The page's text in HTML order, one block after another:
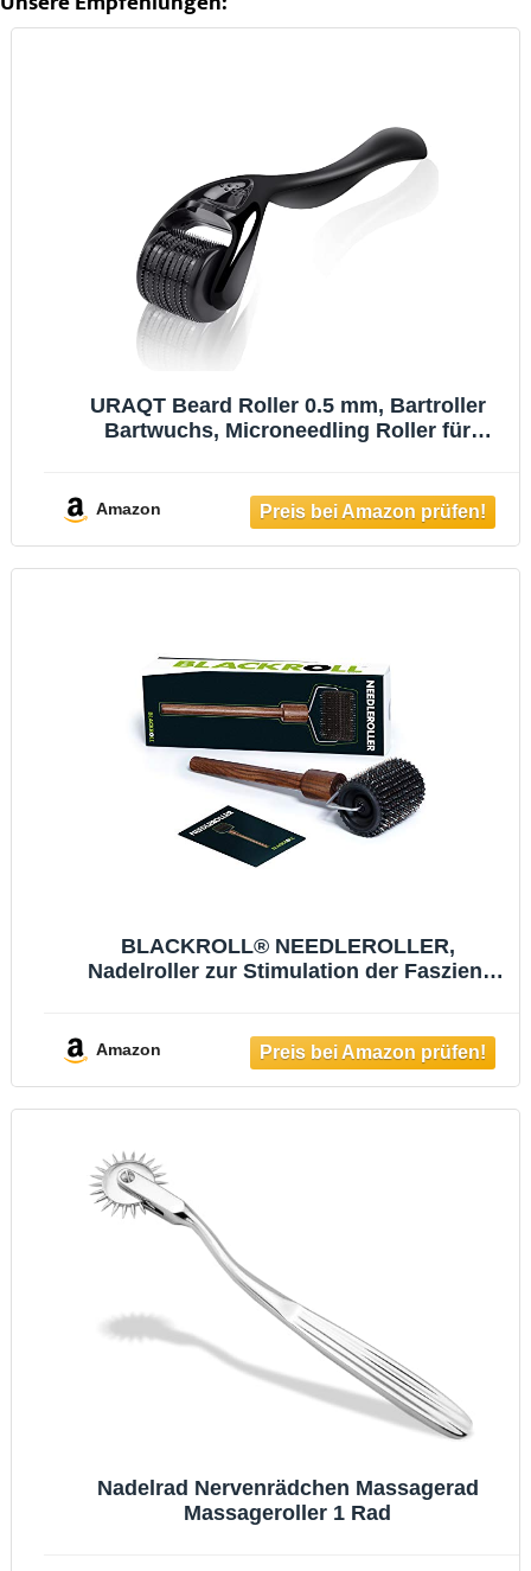
URAQT Beard Roller 0.5 mm, Bartroller
Bartwuchs, Microneedling Roller für
Falten, Narbenentfernung
Amazon
BLACKROLL® NEEDLEROLLER,
Nadelroller zur Stimulation der Faszien,
Triggerpunkt-Massagegerät hilft bei
chronischen Schmerzen
Amazon
Nadelrad Nervenrädchen Massagerad
Massageroller 1 Rad